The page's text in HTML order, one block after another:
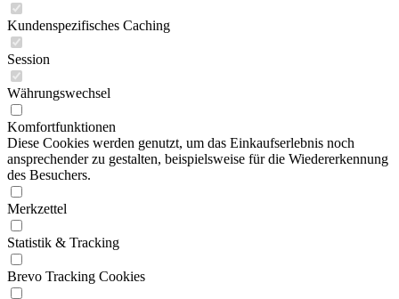
Kundenspezifisches Caching
Session
Währungswechsel
Komfortfunktionen
Diese Cookies werden genutzt, um das Einkaufserlebnis noch
ansprechender zu gestalten, beispielsweise für die Wiedererkennung
des Besuchers.
Merkzettel
Statistik & Tracking
Brevo Tracking Cookies